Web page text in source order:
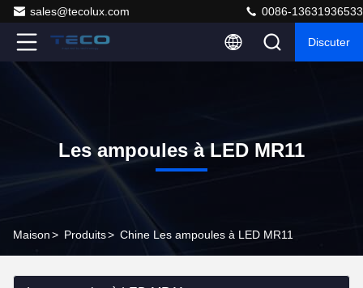
sales@tecolux.com 0086-13631936533
Discuter
Les ampoules à LED MR11
Maison> Produits> Chine Les ampoules à LED MR11